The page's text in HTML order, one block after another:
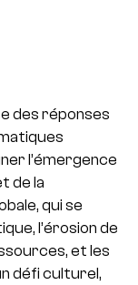
des réponses
l’émergence
de la
qui se
l’érosion de
et les
défi culturel,